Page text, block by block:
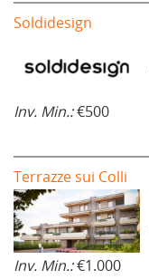
Soldidesign
Inv. Min.:€500
Terrazze sui Colli
Inv. Min.:€1.000